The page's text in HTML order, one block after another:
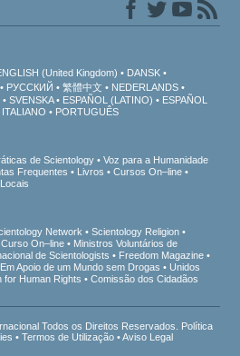
(United Kingdom)
DANSK
РУССКИЙ 繁體中文
NEDERLANDS
SVENSKA ESPAÑOL (LATINO)
ESPAÑOL
ITALIANO PORTUGUÊS
de Scientology
Voz para a Humanidade
Frequentes Livros
Cursos On–line
Locais
Network
Scientology Religion
On–line
Ministros Voluntários de
de Scientologists
Freedom Magazine
Em Apoio de um Mundo sem Drogas
Unidos
for Human Rights
Comissão dos Cidadãos
Todos os Direitos Reservados. Política
•Termos de Utilização •Aviso Legal